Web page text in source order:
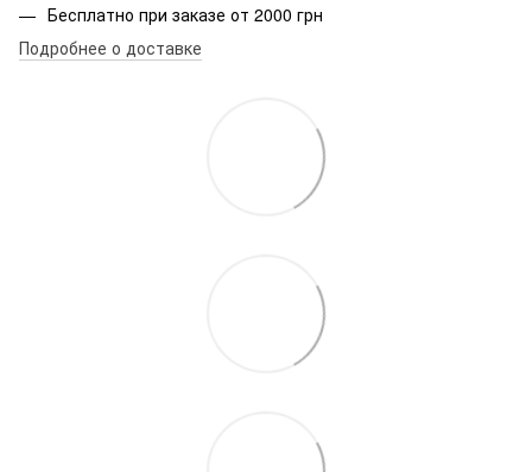
Бесплатно при заказе от 2000 грн
Подробнее о доставке